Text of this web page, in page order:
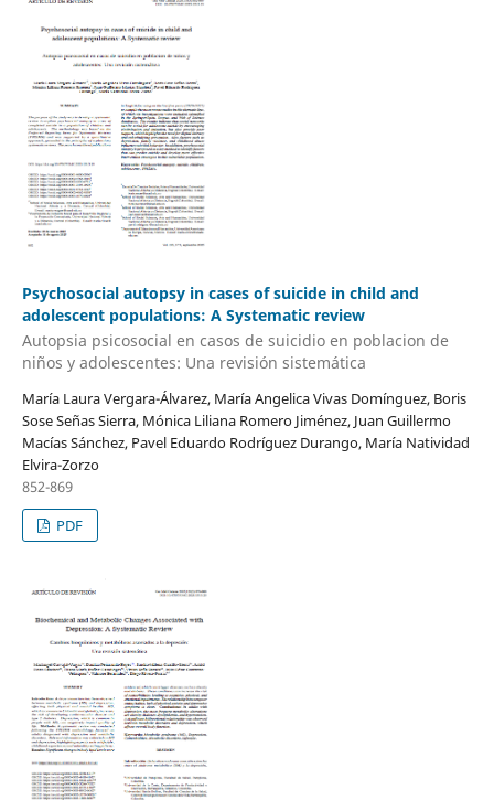
Psychosocial autopsy in cases of suicide in child and
adolescent populations: A Systematic review
Autopsia psicosocial en casos de suicidio en poblacion de
niños y adolescentes: Una revisión sistemática
María Laura Vergara-Álvarez, María Angelica Vivas Domínguez, Boris
Sose Señas Sierra, Mónica Liliana Romero Jiménez, Juan Guillermo
Macías Sánchez, Pavel Eduardo Rodríguez Durango, María Natividad
Elvira-Zorzo
852-869
PDF